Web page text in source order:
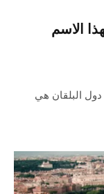
الاسم
البلقان هي